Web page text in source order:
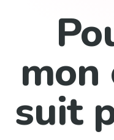
mon
suit